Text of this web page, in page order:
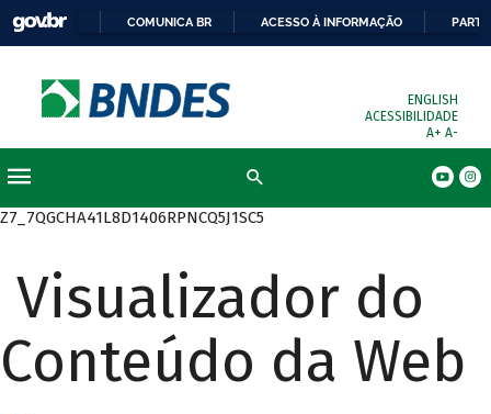
COMUNICA BR ACESSO À INFORMAÇÃO
ENGLISH
ACESSIBILIDADE
A+ A-
Z7_7QGCHA41L8D1406RPNCQ5J1SC5
Visualizador do
Conteúdo da Web